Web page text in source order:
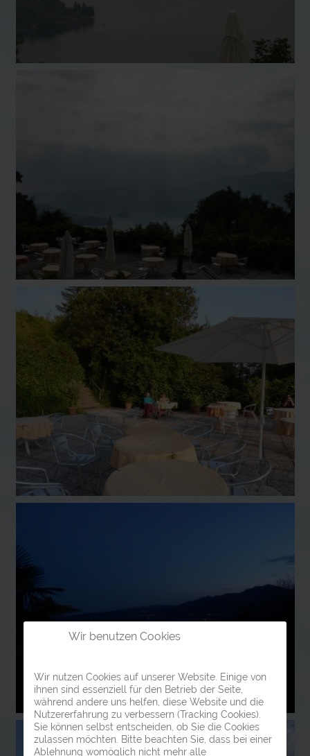
Wir benutzen Cookies
Wir nutzen Cookies auf unserer Website. Einige von
ihnen sind essenziell für den Betrieb der Seite,
während andere uns helfen, diese Website und die
Nutzererfahrung zu verbessern (Tracking Cookies).
Sie können selbst entscheiden, ob Sie die Cookies
zulassen möchten. Bitte beachten Sie, dass bei einer
Ablehnung womöglich nicht mehr alle